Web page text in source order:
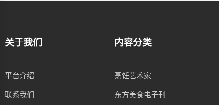
关于我们
平台介绍
联系我们
内容分类
烹饪艺术家
东方美食电子刊